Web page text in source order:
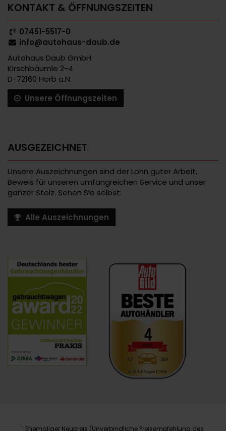
KONTAKT & ÖFFNUNGSZEITEN
07451-5517-0
info@autohaus-daub.de
Autohaus Daub GmbH
Kirschbäumle 2-4
D-72160 Horb a.N.
Unsere Öffnungszeiten
AUSGEZEICHNET
Unsere Auszeichnungen sind der Lohn guter Arbeit,
Beweis für unseren umfangreichen Service und unser
ganzer Stolz. Sehen Sie selbst:
Alle Auszeichnungen
1 Ehemaliger Neupreis (Unverbindliche Preisempfehlung des